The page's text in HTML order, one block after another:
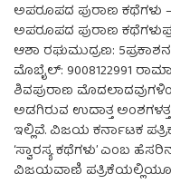
ಅಪರೂಪದ ಪುರಾಣ ಕಥೆಗಳು
ಅಪರೂಪದ ಪುರಾಣ
ಆಶಾ ರಘುಮುದ್ರಣ:
ಮೊಬೈಲ್: 9008122991
ಶಿವಪುರಾಣ
ಅಡಗಿರುವ ಉದಾತ್ತ
ಇಲ್ಲಿವೆ. ವಿಜಯ ಕರ್ನಾಟಕ
‘ಸ್ವಾರಸ್ಯ ಕಥೆಗಳು’ ಎಂಬ
ವಿಜಯವಾಣಿ ಪತ್ರಿಕೆಯಲ್ಲಿಯೂ